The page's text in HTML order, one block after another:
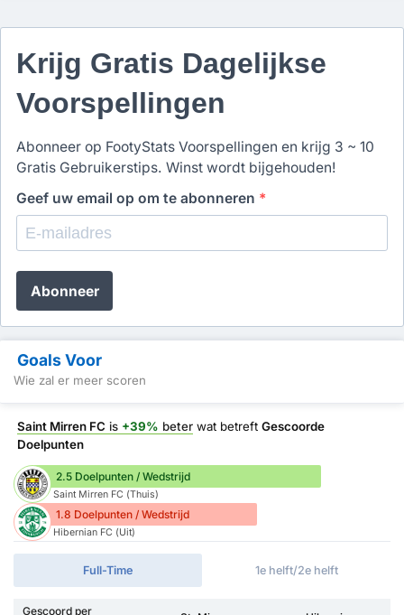
Krijg Gratis Dagelijkse
Voorspellingen
Abonneer op FootyStats Voorspellingen en krijg 3 ~ 10
Gratis Gebruikerstips. Winst wordt bijgehouden!
Geef uw email op om te abonneren *
Abonneer
Goals Voor
Wie zal er meer scoren
Saint Mirren FC is +39% beter wat betreft Gescoorde
Doelpunten
2.5 Doelpunten / Wedstrijd
Saint Mirren FC (Thuis)
1.8 Doelpunten / Wedstrijd
Hibernian FC (Uit)
Full-Time 1e helft/2e helft
Gescoord per